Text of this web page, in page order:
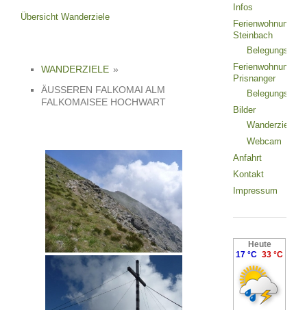
Übersicht Wanderziele
WANDERZIELE »
ÄUSSEREN FALKOMAI ALM
FALKOMAISEE HOCHWART
Infos
Ferienwohnung
Steinbach
Belegungsplan
Ferienwohnung
Prisnanger
Belegungsplan
Bilder
Wanderziele
Webcam
Anfahrt
Kontakt
Impressum
Heute
17 °C 33 °C